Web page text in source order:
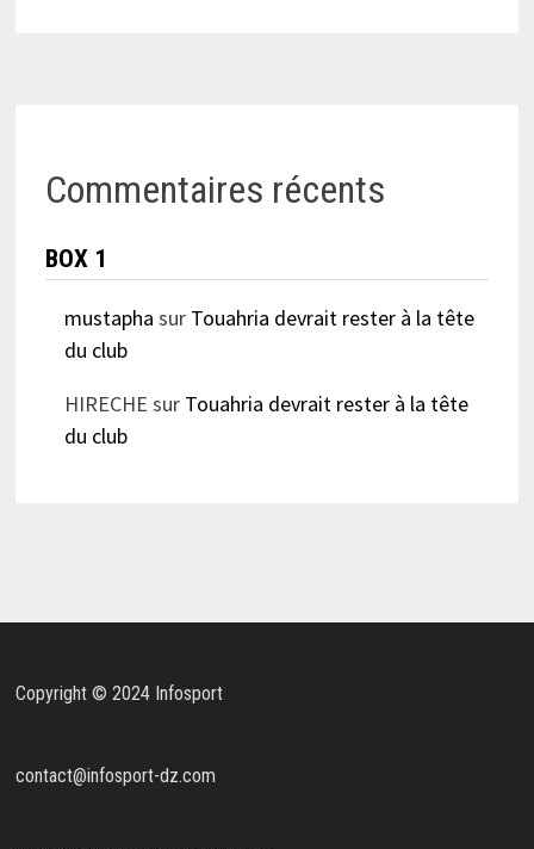
Commentaires récents
BOX 1
mustapha sur Touahria devrait rester à la tête
du club
HIRECHE sur Touahria devrait rester à la tête
du club
Copyright © 2024 Infosport
contact@infosport-dz.com